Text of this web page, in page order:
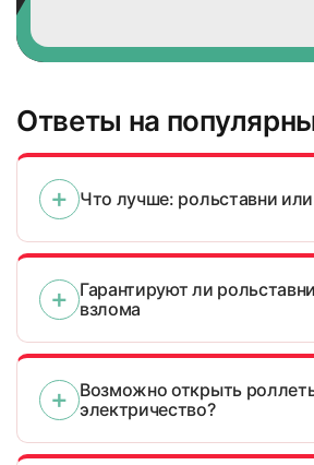
Ответы на
Что лучше: рольставни
Гарантируют ли
взлома
Возможно открыть
электричество?